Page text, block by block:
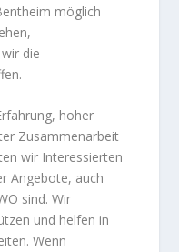
möglich
die
hoher
Zusammenarbeit
wir Interessierten
Angebote, auch
sind. Wir
und helfen in
Wenn